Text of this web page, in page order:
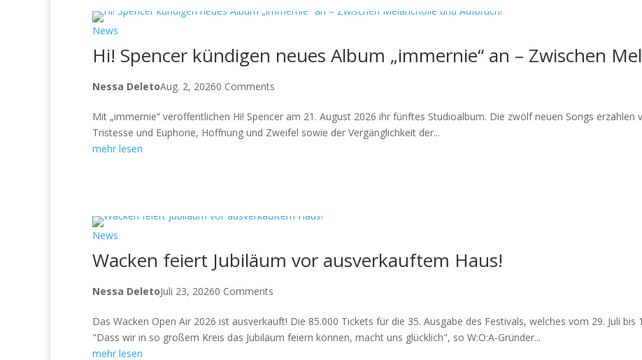
News
Hi! Spencer kündigen neues Album „immernie“ an – Zwischen
Nessa DeletoAug. 2, 20260 Comments
Mit „immernie“ veröffentlichen Hi! Spencer am 21. August 2026 ihr fünftes Studioalbum. Die zwölf neuen Songs erzählen
Tristesse und Euphorie, Hoffnung und Zweifel sowie der Vergänglichkeit der...
mehr lesen
News
Wacken feiert Jubiläum vor ausverkauftem Haus!
Nessa DeletoJuli 23, 20260 Comments
Das Wacken Open Air 2026 ist ausverkauft! Die 85.000 Tickets für die 35. Ausgabe des Festivals, welches vom 29. Juli
"Dass wir in so großem Kreis das Jubiläum feiern können, macht uns glücklich", so W:O:A-Gründer...
mehr lesen